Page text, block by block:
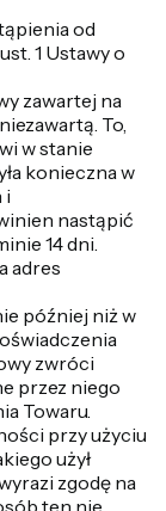
od
1 Ustawy o
zawartej na
To,
w stanie
konieczna w
i
nastąpić
14 dni.
adres
później niż w
zwróci
przez niego
Towaru.
przy użyciu
użył
zgodę na